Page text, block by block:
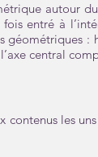
autour
entré à
géométriques
central
contenus les